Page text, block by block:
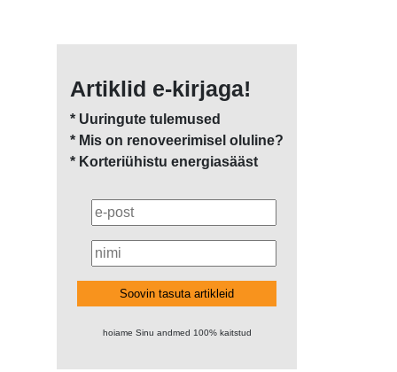
Artiklid e-kirjaga!
* Uuringute tulemused
* Mis on renoveerimisel oluline?
* Korteriühistu energiasääst
Soovin tasuta artikleid
hoiame Sinu andmed 100% kaitstud